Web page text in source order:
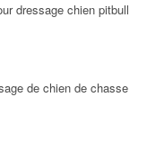
dressage chien pitbull
de chien de chasse